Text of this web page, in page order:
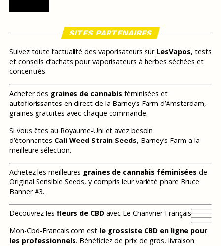
SITES PARTENAIRES
Suivez toute l’actualité des vaporisateurs sur LesVapos, tests
et conseils d’achats pour vaporisateurs à herbes séchées et
concentrés.
Acheter des graines de cannabis féminisées et
autoflorissantes en direct de la Barney’s Farm d’Amsterdam,
graines gratuites avec chaque commande.
Si vous êtes au Royaume-Uni et avez besoin
d’étonnantes Cali Weed Strain Seeds, Barney’s Farm a la
meilleure sélection.
Achetez les meilleures graines de cannabis féminisées de
Original Sensible Seeds, y compris leur variété phare Bruce
Banner #3.
Découvrez les fleurs de CBDavec Le Chanvrier Français
Mon-Cbd-Francais.com est le grossiste CBD en ligne pour
les professionnels. Bénéficiez de prix de gros, livraison